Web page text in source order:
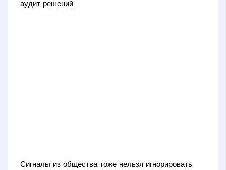
аудит решений.
Сигналы из общества тоже нельзя игнорировать.